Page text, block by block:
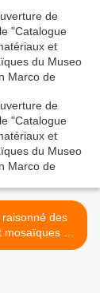
des
du
Marco de